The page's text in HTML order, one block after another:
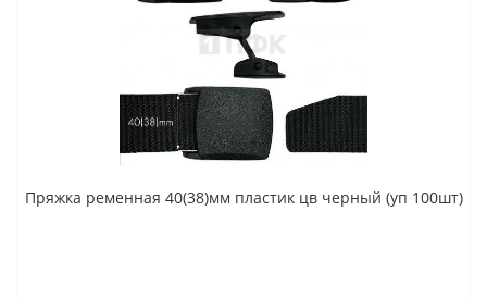
Пряжка ременная 40(38)мм пластик цв черный (уп 100шт)